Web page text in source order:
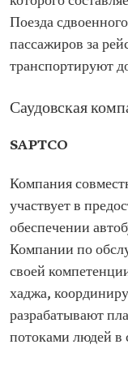
Поезда
пассажиров за
транспортируют
Саудовская
SAPTCO
Компания
участвует в
обеспечении
Компании по
своей
хаджа,
разрабатывают
потоками людей в